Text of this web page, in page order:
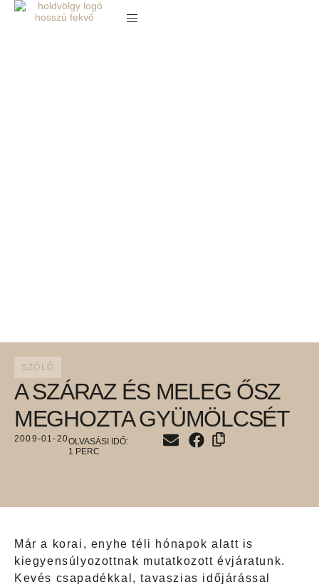
SZŐLŐ
A SZÁRAZ ÉS MELEG ŐSZ
MEGHOZTA GYÜMÖLCSÉT
2009-01-20
Már a korai, enyhe téli hónapok alatt is
kiegyensúlyozottnak mutatkozott évjáratunk.
Kevés csapadékkal, tavaszias időjárással